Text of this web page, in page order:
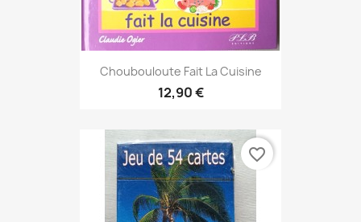
Choubouloute Fait La Cuisine
12,90 €
favorite_border